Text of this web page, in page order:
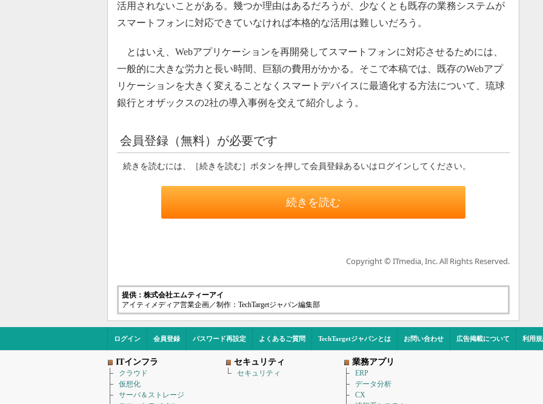
活用されないことがある。幾つか理由はあるだろうが、少なくとも既存の業務システムが
スマートフォンに対応できていなければ本格的な活用は難しいだろう。
とはいえ、Webアプリケーションを再開発してスマートフォンに対応させるためには、
一般的に大きな労力と長い時間、巨額の費用がかかる。そこで本稿では、既存のWebアプ
リケーションを大きく変えることなくスマートデバイスに最適化する方法について、琉球
銀行とオザックスの2社の導入事例を交えて紹介しよう。
会員登録（無料）が必要です
続きを読むには、［続きを読む］ボタンを押して会員登録あるいはログインしてください。
続きを読む
Copyright © ITmedia, Inc. All Rights Reserved.
提供：株式会社エムティーアイ
アイティメディア営業企画／制作：TechTargetジャパン編集部
ログイン 会員登録 パスワード再設定 よくあるご質問 TechTargetジャパンとは お問い合わせ 広告掲載について 利用
ITインフラ
クラウド
仮想化
サーバ＆ストレージ
セキュリティ
セキュリティ
業務アプリ
ERP
データ分析
CX